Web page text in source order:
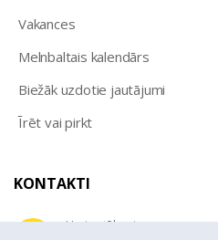
Vakances
Melnbaltais kalendārs
Biežāk uzdotie jautājumi
Īrēt vai pirkt
KONTAKTI
Uzziņu tālrunis